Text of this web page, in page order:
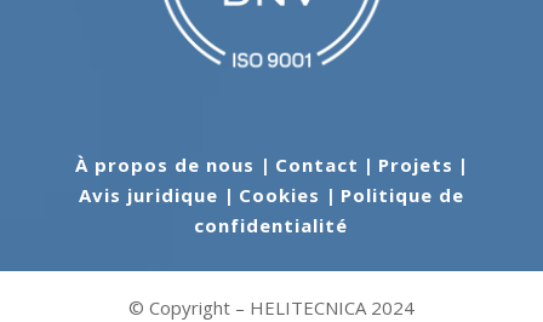
À propos de nous | Contact | Projets |
Avis juridique | Cookies | Politique de
confidentialité
© Copyright – HELITECNICA 2024